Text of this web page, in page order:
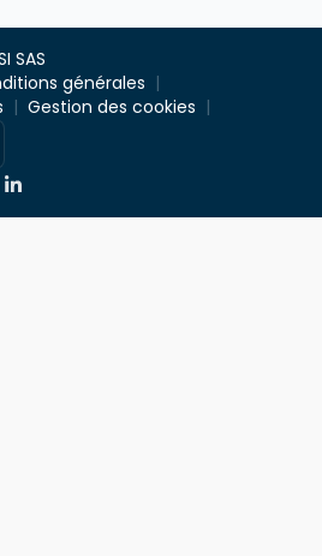
SAS
générales
Gestion des cookies